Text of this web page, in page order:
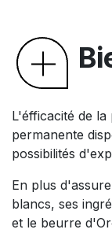
L'éfficacité de
permanente
possibilités
En plus
blancs, ses
et le beurre